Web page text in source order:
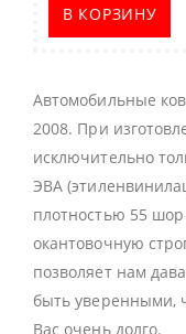
В КОРЗИНУ
Автомобильные
2008. При
исключительно
ЭВА
плотностью 55 шор
окантовочную
позволяет нам
быть уверенными,
Вас очень долго.